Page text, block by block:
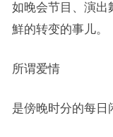
如晚会节目、演出
鮮的转变的事儿。
所谓爱情
是傍晚时分的每日